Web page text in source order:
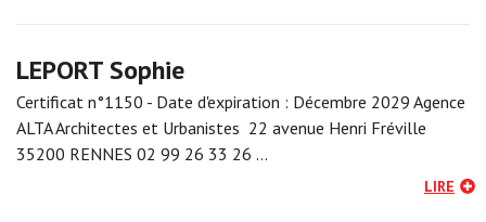
LEPORT Sophie
Certificat n°1150 - Date d'expiration : Décembre 2029 Agence
ALTA Architectes et Urbanistes 22 avenue Henri Fréville
35200 RENNES 02 99 26 33 26 …
LIRE